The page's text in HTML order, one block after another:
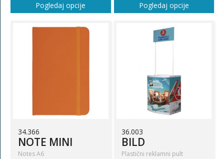
Pogledaj opcije Pogledaj opcije
34.366
NOTE MINI
Notes A6
36.003
BILD
Plastični reklamni pult